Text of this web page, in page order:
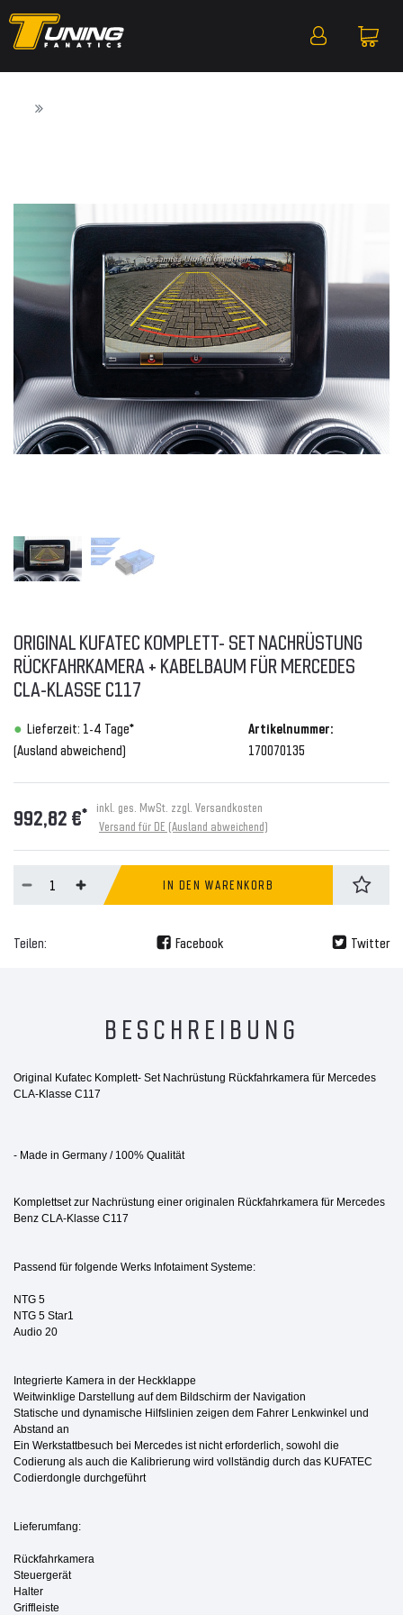
ORIGINAL KUFATEC KOMPLETT- SET NACHRÜSTUNG
RÜCKFAHRKAMERA + KABELBAUM FÜR MERCEDES
CLA-KLASSE C117
Lieferzeit: 1-4 Tage*
(Ausland abweichend)
Artikelnummer:
170070135
992,82 €* inkl. ges. MwSt. zzgl. Versandkosten
Versand für DE (Ausland abweichend)
IN DEN WARENKORB
Teilen: Facebook Twitter
BESCHREIBUNG
Original Kufatec Komplett- Set Nachrüstung Rückfahrkamera für Mercedes
CLA-Klasse C117
- Made in Germany / 100% Qualität
Komplettset zur Nachrüstung einer originalen Rückfahrkamera für Mercedes
Benz CLA-Klasse C117
Passend für folgende Werks Infotaiment Systeme:
NTG 5
NTG 5 Star1
Audio 20
Integrierte Kamera in der Heckklappe
Weitwinklige Darstellung auf dem Bildschirm der Navigation
Statische und dynamische Hilfslinien zeigen dem Fahrer Lenkwinkel und
Abstand an
Ein Werkstattbesuch bei Mercedes ist nicht erforderlich, sowohl die
Codierung als auch die Kalibrierung wird vollständig durch das KUFATEC
Codierdongle durchgeführt
Lieferumfang:
Rückfahrkamera
Steuergerät
Halter
Griffleiste